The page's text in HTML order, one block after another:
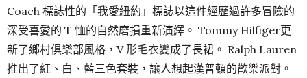
Coach 標誌性的「我愛紐約」標誌以這件經歷過許多冒險的
深受喜愛的 T 恤的自然磨損重新演繹。 Tommy Hilfiger更
新了鄉村俱樂部風格，V 形毛衣變成了長裙。 Ralph Lauren
推出了紅、白、藍三色套裝，讓人想起漢普頓的歡樂派對。